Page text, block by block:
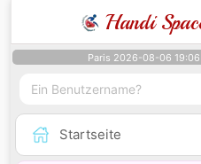
Handi
Paris 2026-08-06 19:06
Startseite